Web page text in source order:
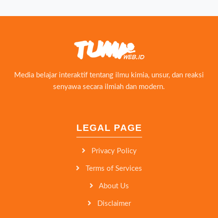
Media belajar interaktif tentang ilmu kimia, unsur, dan reaksi
senyawa secara ilmiah dan modern.
LEGAL PAGE
Privacy Policy
Terms of Services
About Us
Disclaimer